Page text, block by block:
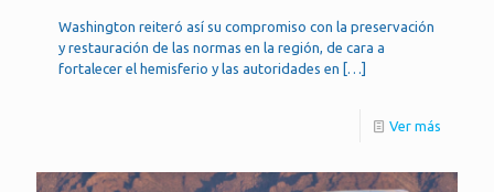
Washington reiteró así su compromiso con la preservación
y restauración de las normas en la región, de cara a
fortalecer el hemisferio y las autoridades en […]
Ver más